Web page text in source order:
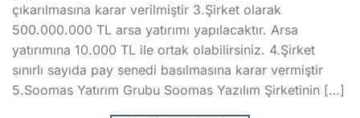
çıkarılmasına karar verilmiştir 3.Şirket olarak
500.000.000 TL arsa yatırımı yapılacaktır. Arsa
yatırımına 10.000 TL ile ortak olabilirsiniz. 4.Şirket
sınırlı sayıda pay senedi basılmasına karar vermiştir
5.Soomas Yatırım Grubu Soomas Yazılım Şirketinin […]